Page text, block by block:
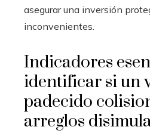
asegurar una inversión
inconvenientes.
Indicadores
identificar si un
padecido
arreglos